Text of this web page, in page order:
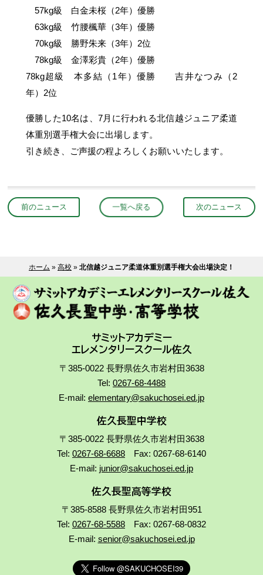
57kg級 白金未桜（2年）優勝
63kg級 竹腰楓華（3年）優勝
70kg級 勝野朱来（3年）2位
78kg級 金澤彩貴（2年）優勝
78kg超級 本多結（1年）優勝 吉井なつみ（2
年）2位
優勝した10名は、7月に行われる北信越ジュニア柔道
体重別選手権大会に出場します。
引き続き、ご声援の程よろしくお願いいたします。
前のニュース 一覧へ戻る 次のニュース
ホーム » 高校 » 北信越ジュニア柔道体重別選手権大会出場決定！
サミットアカデミー
エレメンタリースクール佐久
〒385-0022 長野県佐久市岩村田3638
Tel: 0267-68-4488
E-mail: elementary@sakuchosei.ed.jp
佐久長聖中学校
〒385-0022 長野県佐久市岩村田3638
Tel: 0267-68-6688 Fax: 0267-68-6140
E-mail: junior@sakuchosei.ed.jp
佐久長聖高等学校
〒385-8588 長野県佐久市岩村田951
Tel: 0267-68-5588 Fax: 0267-68-0832
E-mail: senior@sakuchosei.ed.jp